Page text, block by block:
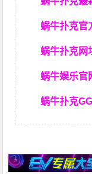
蜗牛扑克官
蜗牛扑克网
蜗牛娱乐官
蜗牛扑克